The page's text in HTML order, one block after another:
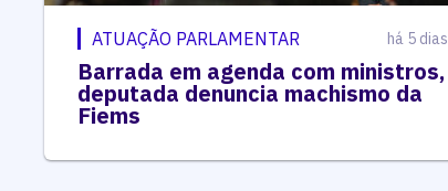
ATUAÇÃO PARLAMENTAR há 5 dias
Barrada em agenda com ministros,
deputada denuncia machismo da
Fiems